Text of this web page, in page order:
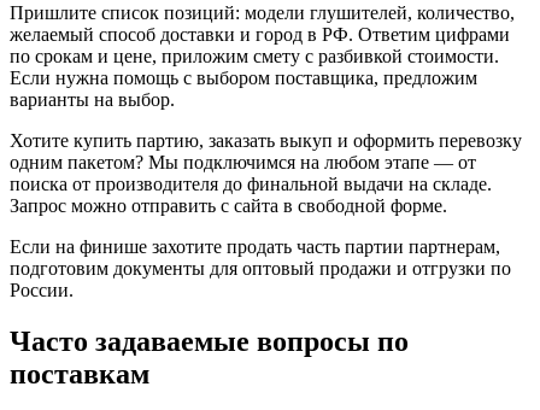
Пришлите список позиций: модели глушителей, количество,
желаемый способ доставки и город в РФ. Ответим цифрами
по срокам и цене, приложим смету с разбивкой стоимости.
Если нужна помощь с выбором поставщика, предложим
варианты на выбор.
Хотите купить партию, заказать выкуп и оформить перевозку
одним пакетом? Мы подключимся на любом этапе — от
поиска от производителя до финальной выдачи на складе.
Запрос можно отправить с сайта в свободной форме.
Если на финише захотите продать часть партии партнерам,
подготовим документы для оптовый продажи и отгрузки по
России.
Часто задаваемые вопросы по
поставкам